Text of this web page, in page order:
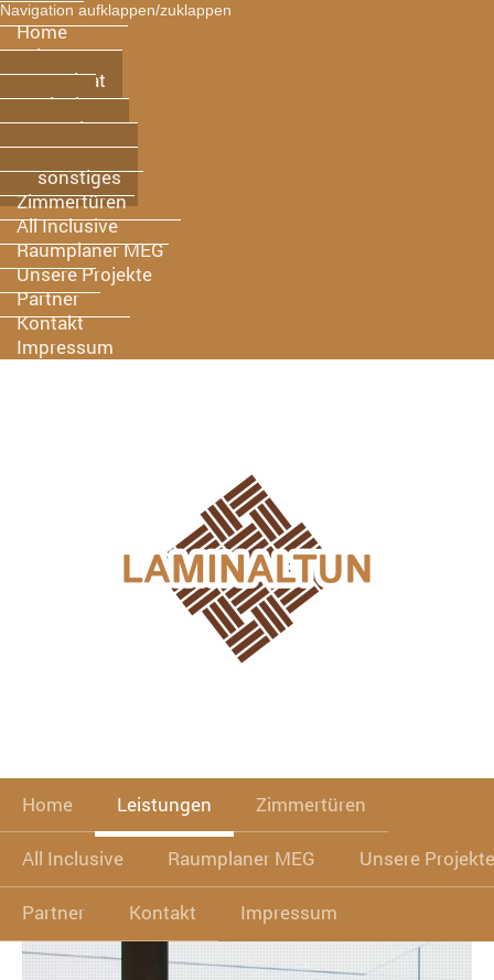
Navigation aufklappen/zuklappen
Home
Leistungen
Laminat
Vinyl
Parkett
Terrassen
sonstiges
Zimmertüren
All Inclusive
Raumplaner MEG
Unsere Projekte
Partner
Kontakt
Impressum
Home Leistungen Zimmertüren
All Inclusive Raumplaner MEG Unsere Projekte
Partner Kontakt Impressum